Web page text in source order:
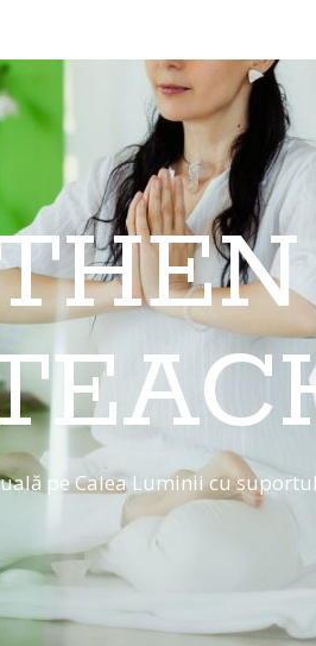
pe Calea Luminii cu